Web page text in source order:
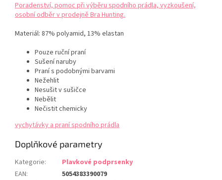
Poradenství, pomoc při výběru spodního prádla, vyzkoušení,
osobní odběr v prodejně Bra Hunting.
Materiál: 87% polyamid, 13% elastan
Pouze ruční praní
Sušení naruby
Praní s podobnými barvami
Nežehlit
Nesušit v sušičce
Nebělit
Nečistit chemicky
vychytávky a praní spodního prádla
Doplňkové parametry
Kategorie:
Plavkové podprsenky
EAN:
5054383390079